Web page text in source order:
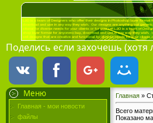
Поделись если захочешь (хотя
Меню
Главная - мои новости
файлы
Главная »
Всего
Показано